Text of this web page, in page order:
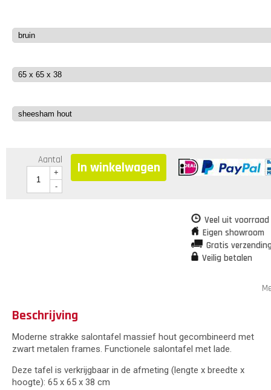
Aantal
+
-
In winkelwagen
Veel uit
Eigen showroom
Gratis
Veilig betalen
Beschrijving
Moderne strakke salontafel massief hout gecombineerd met
zwart metalen frames. Functionele salontafel met lade.
Deze tafel is verkrijgbaar in de afmeting (lengte x breedte x
hoogte): 65 x 65 x 38 cm